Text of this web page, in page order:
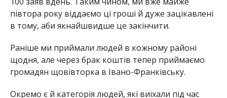
півтора року віддаємо ці гроші й дуже зацікавлені
в тому, аби якнайшвидше це закінчити.
Раніше ми приймали людей в кожному районі
щодня, але через брак коштів тепер приймаємо
громадян щовівторка в Івано-Франківську.
Окремо є й категорія людей, які виїхали під час